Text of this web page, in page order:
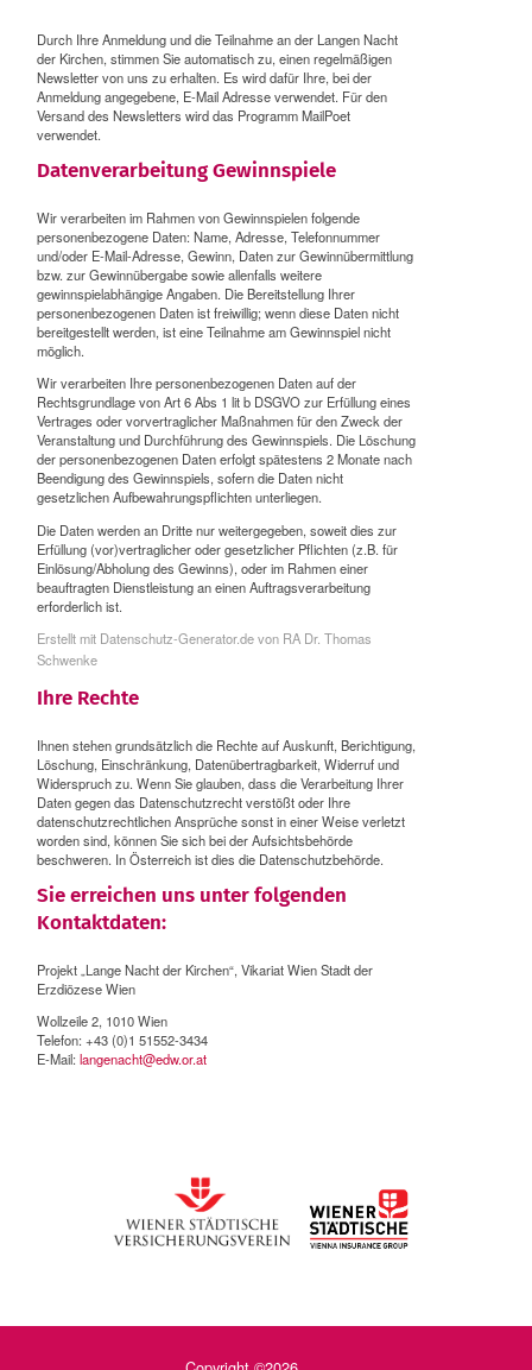
Durch Ihre Anmeldung und die Teilnahme an der Langen Nacht
der Kirchen, stimmen Sie automatisch zu, einen regelmäßigen
Newsletter von uns zu erhalten. Es wird dafür Ihre, bei der
Anmeldung angegebene, E-Mail Adresse verwendet. Für den
Versand des Newsletters wird das Programm MailPoet
verwendet.
Datenverarbeitung Gewinnspiele
Wir verarbeiten im Rahmen von Gewinnspielen folgende
personenbezogene Daten: Name, Adresse, Telefonnummer
und/oder E-Mail-Adresse, Gewinn, Daten zur Gewinnübermittlung
bzw. zur Gewinnübergabe sowie allenfalls weitere
gewinnspielabhängige Angaben. Die Bereitstellung Ihrer
personenbezogenen Daten ist freiwillig; wenn diese Daten nicht
bereitgestellt werden, ist eine Teilnahme am Gewinnspiel nicht
möglich.
Wir verarbeiten Ihre personenbezogenen Daten auf der
Rechtsgrundlage von Art 6 Abs 1 lit b DSGVO zur Erfüllung eines
Vertrages oder vorvertraglicher Maßnahmen für den Zweck der
Veranstaltung und Durchführung des Gewinnspiels. Die Löschung
der personenbezogenen Daten erfolgt spätestens 2 Monate nach
Beendigung des Gewinnspiels, sofern die Daten nicht
gesetzlichen Aufbewahrungspflichten unterliegen.
Die Daten werden an Dritte nur weitergegeben, soweit dies zur
Erfüllung (vor)vertraglicher oder gesetzlicher Pflichten (z.B. für
Einlösung/Abholung des Gewinns), oder im Rahmen einer
beauftragten Dienstleistung an einen Auftragsverarbeitung
erforderlich ist.
Erstellt mit Datenschutz-Generator.de von RA Dr. Thomas
Schwenke
Ihre Rechte
Ihnen stehen grundsätzlich die Rechte auf Auskunft, Berichtigung,
Löschung, Einschränkung, Datenübertragbarkeit, Widerruf und
Widerspruch zu. Wenn Sie glauben, dass die Verarbeitung Ihrer
Daten gegen das Datenschutzrecht verstößt oder Ihre
datenschutzrechtlichen Ansprüche sonst in einer Weise verletzt
worden sind, können Sie sich bei der Aufsichtsbehörde
beschweren. In Österreich ist dies die Datenschutzbehörde.
Sie erreichen uns unter folgenden
Kontaktdaten:
Projekt „Lange Nacht der Kirchen“, Vikariat Wien Stadt der
Erzdiözese Wien
Wollzeile 2, 1010 Wien
Telefon: +43 (0)1 51552-3434
E-Mail: langenacht@edw.or.at